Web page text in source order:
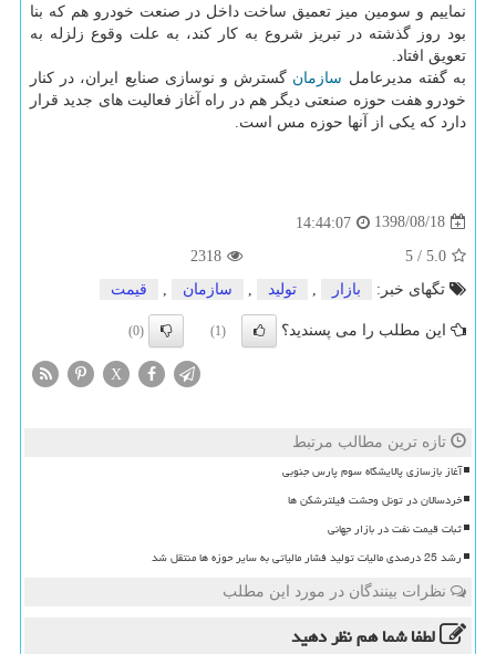
نماییم و سومین میز تعمیق ساخت داخل در صنعت خودرو هم كه بنا
بود روز گذشته در تبریز شروع به كار كند، به علت وقوع زلزله به
تعویق افتاد.
به گفته مدیرعامل سازمان گسترش و نوسازی صنایع ایران، در كنار
خودرو هفت حوزه صنعتی دیگر هم در راه آغاز فعالیت های جدید قرار
دارد كه یكی از آنها حوزه مس است.
1398/08/18
14:44:07
5.0
/
5
2318
تگهای خبر:
بازار تولید سازمان قیمت
این مطلب را می پسندید؟ (1)
(0)
X
تازه ترین مطالب مرتبط
آغاز بازسازی پالایشگاه سوم پارس جنوبی
خردسالان در تونل وحشت فیلترشکن ها
ثبات قیمت نفت در بازار جهانی
رشد 25 درصدی مالیات تولید فشار مالیاتی به سایر حوزه ها منتقل شد
نظرات بینندگان در مورد این مطلب
لطفا شما همنظر دهید